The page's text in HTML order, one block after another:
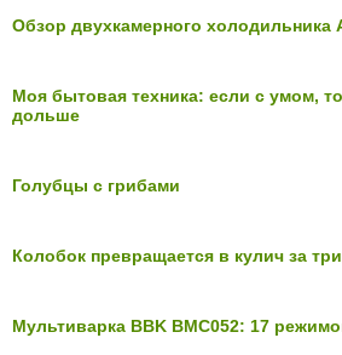
Обзор двухкамерного холодильника
Моя бытовая техника: если с умом,
дольше
Голубцы с грибами
Колобок превращается в кулич за
Мультиварка BBK BMC052: 17